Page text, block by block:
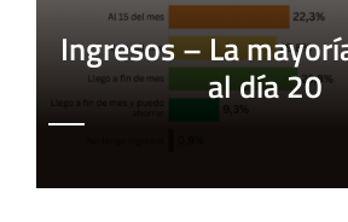
Ingresos – La
al día 20